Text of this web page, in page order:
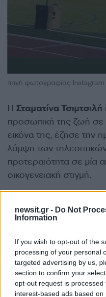
newsit.gr - Do Not
Information
If you wish to opt-out of the
processing of your personal
targeted advertising by us,
section to confirm your
opt-out request is
interest-based ads based
πηγή φωτογραφίας Instagram
Η Σταματίνα Τσιμτσιλή
προσωπική της ζωή σε
εικόνα της, έζησε την
λάμψη των
προτεραιότητα σε μία
οικογενειακή στιγμή.